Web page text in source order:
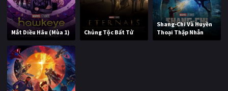
Mắt Diều Hâu (Mùa 1) Chủng Tộc Bất Tử
Shang-Chi Và Huyền
Thoại Thập Nhẫn